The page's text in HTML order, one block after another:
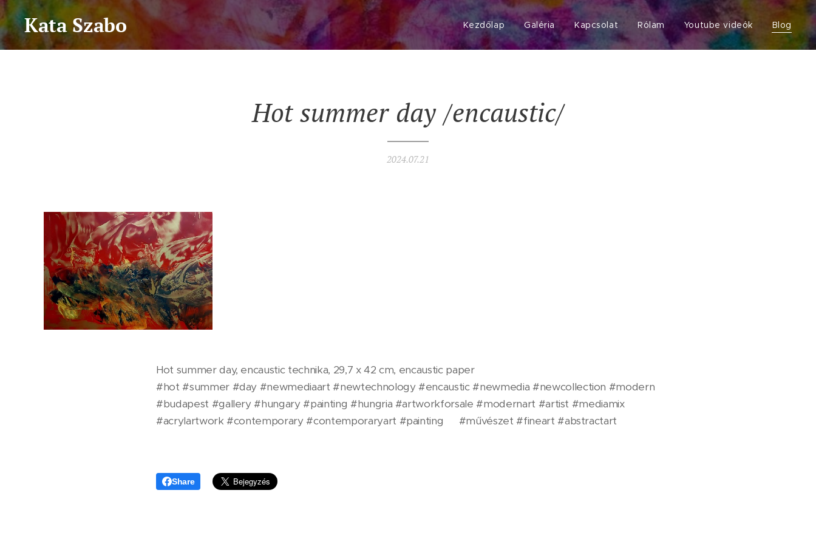
Kata Szabo Kezdőlap Galéria Kapcsolat Rólam Youtube videók Blog
Hot summer day /encaustic/
2024.07.21
Hot summer day, encaustic technika, 29,7 x 42 cm, encaustic paper
#hot #summer #day #newmediaart #newtechnology #encaustic #newmedia #newcollection #modern
#budapest #gallery #hungary #painting #hungria #artworkforsale #modernart #artist #mediamix
#acrylartwork #contemporary #contemporaryart #painting🎨 #művészet #fineart #abstractart
Share